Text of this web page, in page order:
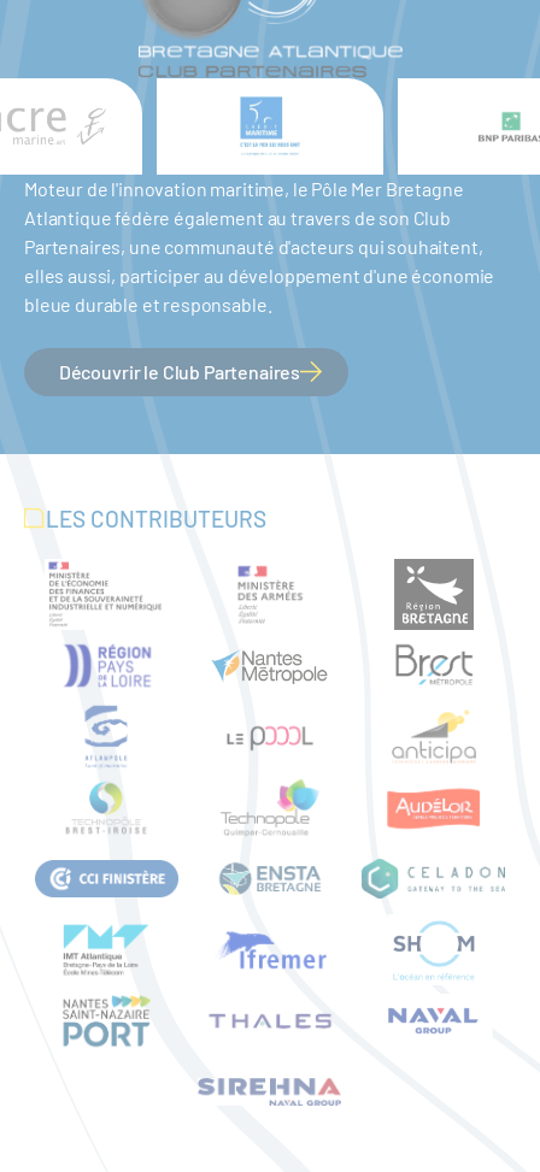
Moteur de l'innovation maritime, le Pôle Mer Bretagne
Atlantique fédère également au travers de son Club
Partenaires, une communauté d'acteurs qui souhaitent,
elles aussi, participer au développement d'une économie
bleue durable et responsable.
Découvrir le Club Partenaires
LES CONTRIBUTEURS